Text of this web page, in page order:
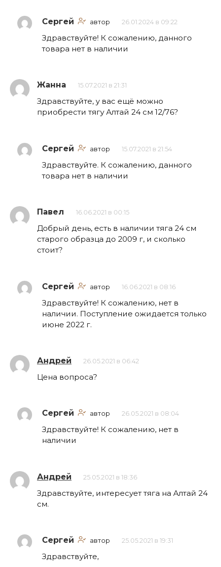
Сергей автор 26.01.2024 в 09:22
Здравствуйте! К сожалению, данного
товара нет в наличии
Жанна 15.07.2021 в 21:31
Здравствуйте, у вас ещё можно
приобрести тягу Алтай 24 см 12/76?
Сергей автор 15.07.2021 в 21:54
Здравствуйте. К сожалению, данного
товара нет в наличии
Павел 16.06.2021 в 00:15
Добрый день, есть в наличии тяга 24 см
старого образца до 2009 г, и сколько
стоит?
Сергей автор 16.06.2021 в 08:16
Здравствуйте! К сожалению, нет в
наличии. Поступление ожидается только
июне 2022 г.
Андрей 26.05.2021 в 06:42
Цена вопроса?
Сергей автор 26.05.2021 в 08:04
Здравствуйте! К сожалению, нет в
наличии
Андрей 25.05.2021 в 18:36
Здравствуйте, интересует тяга на Алтай 24
см.
Сергей автор 25.05.2021 в 19:31
Здравствуйте,